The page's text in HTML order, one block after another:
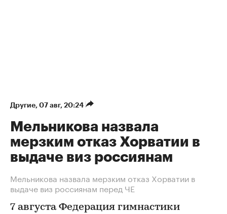
Другие⁠, 07 авг, 20:24
Мельникова назвала
мерзким отказ Хорватии в
выдаче виз россиянам
Мельникова назвала мерзким отказ Хорватии в
выдаче виз россиянам перед ЧЕ
7 августа Федерация гимнастики